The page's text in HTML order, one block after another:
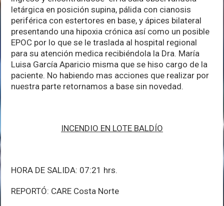
letárgica en posición supina, pálida con cianosis
periférica con estertores en base, y ápices bilateral
presentando una hipoxia crónica así como un posible
EPOC por lo que se le traslada al hospital regional
para su atención medica recibiéndola la Dra. María
Luisa García Aparicio misma que se hiso cargo de la
paciente. No habiendo mas acciones que realizar por
nuestra parte retornamos a base sin novedad.
INCENDIO EN LOTE BALDÍO
HORA DE SALIDA: 07:21 hrs.
REPORTÓ: CARE Costa Norte